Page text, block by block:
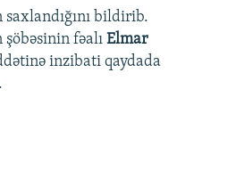
saxlandığını bildirib.
şöbəsinin fəalı Elmar
inzibati qaydada